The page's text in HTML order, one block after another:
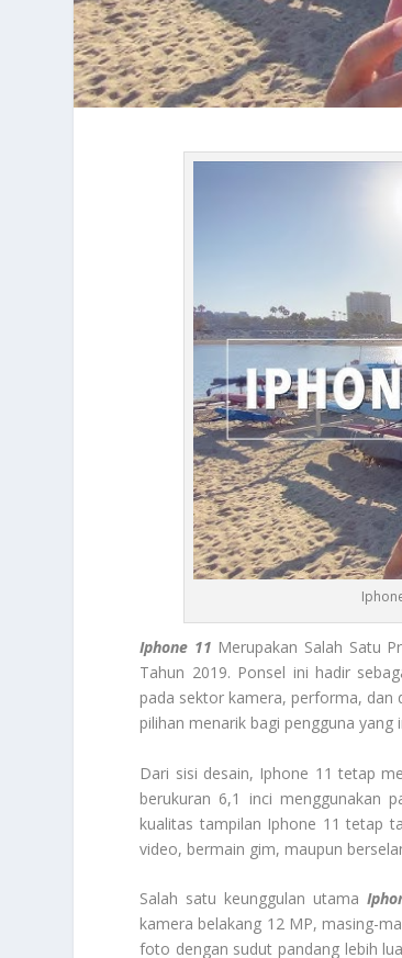
Iphone 11 Merupakan Salah Satu
Tahun 2019. Ponsel ini hadir
pada sektor kamera, performa, dan
pilihan menarik bagi pengguna
Dari sisi desain, Iphone 11 tetap
berukuran 6,1 inci menggunakan
kualitas tampilan Iphone 11 tetap
video, bermain gim, maupun
Salah satu keunggulan utama
kamera belakang 12 MP, masing-
foto dengan sudut pandang lebih